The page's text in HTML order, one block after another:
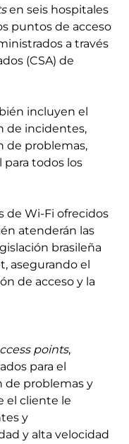
en seis hospitales
puntos de acceso
a través
(CSA) de
incluyen el
de incidentes,
de problemas,
todos los
de Wi-Fi ofrecidos
atenderán las
brasileña
asegurando el
de acceso y la
points,
para el
de problemas y
el cliente le
y
y alta velocidad